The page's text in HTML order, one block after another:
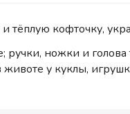
тёплую кофточку,
ручки, ножки и
у куклы,